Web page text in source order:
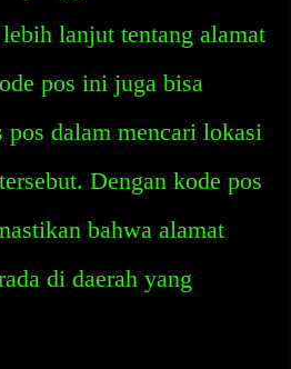
lanjut tentang alamat
pos ini juga bisa
pos dalam mencari lokasi
Dengan kode pos
bahwa alamat
di daerah yang